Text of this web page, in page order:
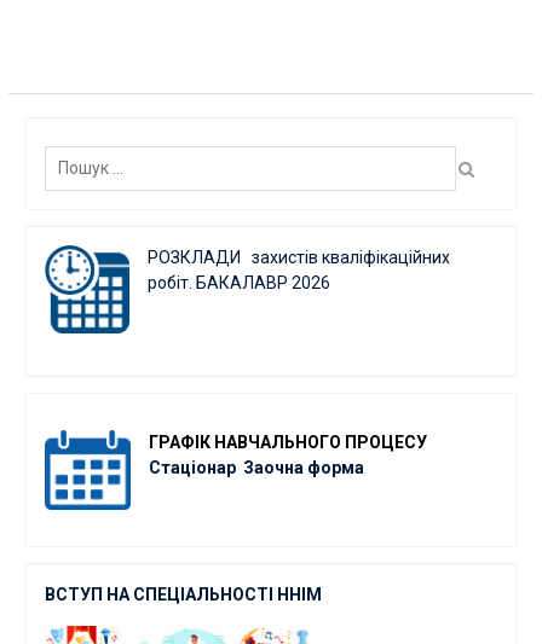
Пошук:
РОЗКЛАДИ захистів кваліфікаційних
робіт. БАКАЛАВР 2026
ГРАФІК НАВЧАЛЬНОГО ПРОЦЕСУ
Стаціонар Заочна форма
ВСТУП НА СПЕЦІАЛЬНОСТІ ННІМ